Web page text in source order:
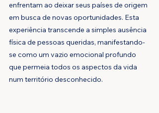
enfrentam ao deixar seus países de origem
em busca de novas oportunidades. Esta
experiência transcende a simples ausência
física de pessoas queridas, manifestando-
se como um vazio emocional profundo
que permeia todos os aspectos da vida
num território desconhecido.